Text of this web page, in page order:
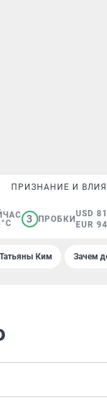
ПРИЗНАНИЕ И
3 ПРОБКИ
USD
EUR
Татьяны Ким Зачем